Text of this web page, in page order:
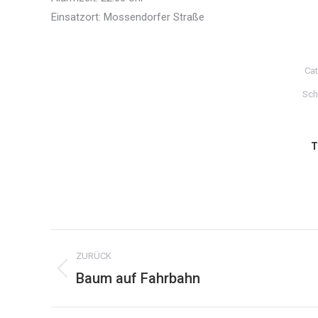
Einsatzort: Mossendorfer Straße
Kommentarnavigation
ZURÜCK
Vorheriger
Baum auf Fahrbahn